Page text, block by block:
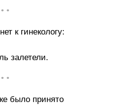
•
к гинекологу:
залетели.
•
было принято